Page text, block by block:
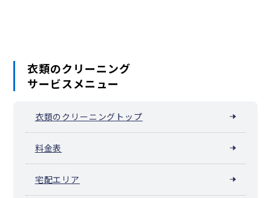
衣類のクリーニング
サービスメニュー
衣類のクリーニングトップ
料金表
宅配エリア